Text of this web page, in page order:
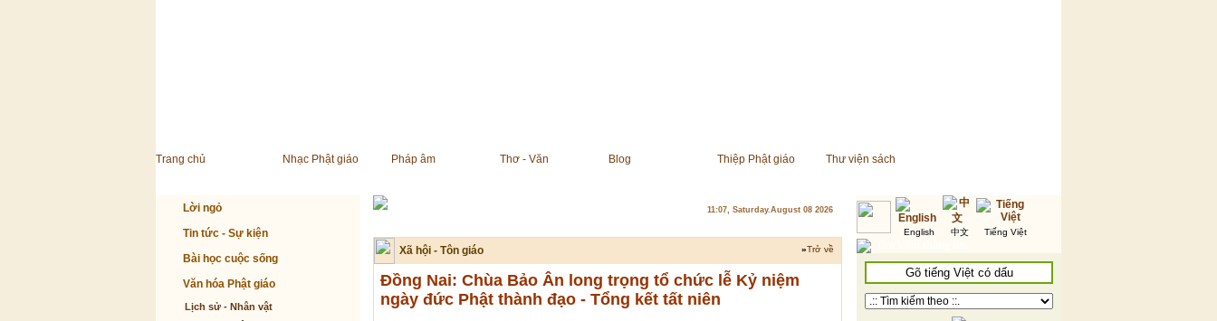
Trang chủ Nhạc Phật giáo Pháp âm Thơ - Văn Blog Thiệp Phật giáo Thư viện sách
Lời ngỏ
Tin tức - Sự kiện
Bài học cuộc sống
Văn hóa Phật giáo
Lịch sử - Nhân vật
11:07, Saturday.August 08 2026
Xã hội - Tôn giáo »Trở về
Đồng Nai: Chùa Bảo Ân long trọng tổ chức lễ Kỷ niệm
ngày đức Phật thành đạo - Tổng kết tất niên
English 中文 Tiếng Việt